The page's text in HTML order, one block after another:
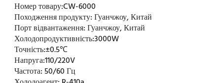
Номер товару:CW-6000
Походження продукту:Гуанчжоу, Китай
Порт відвантаження:Гуанчжоу, Китай
Холодопродуктивність:3000W
Точність:±0.5℃
Напруга:110/220V
Частота:50/60 Гц